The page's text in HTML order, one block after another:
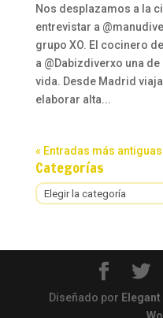
Nos desplazamos a la
entrevistar a
grupo XO. El cocinero
a @Dabizdiverxo una
vida. Desde Madrid
elaborar alta...
« Entradas más antiguas
Categorías
Categorías
Diseñado por